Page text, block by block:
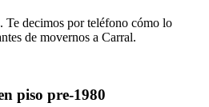
Te decimos por teléfono cómo lo
de movernos a Carral.
piso pre-1980